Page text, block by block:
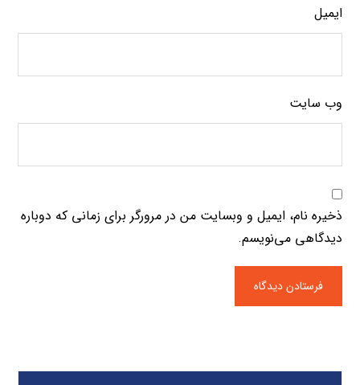
ایمیل
وب‌ سایت
ذخیره نام، ایمیل و وبسایت من در مرورگر برای زمانی که دوباره
دیدگاهی می‌نویسم.